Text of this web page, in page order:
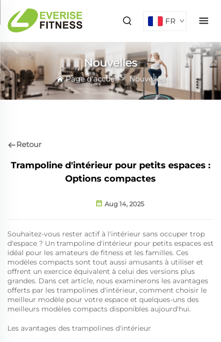
FR
Nouvelles
Page d'accueil> Nouvelles
Retour
Trampoline d'intérieur pour petits espaces :
Options compactes
Aug 14, 2025
Souhaitez-vous rester actif à l'intérieur sans occuper trop
d'espace ? Un trampoline d'intérieur pour petits espaces est
idéal pour les amateurs de fitness et les familles. Ces
modèles compacts sont tout aussi amusants à utiliser et
offrent un exercice équivalent à celui des versions plus
grandes. Dans cet article, nous examinerons les avantages
offerts par les trampolines d'intérieur, comment choisir le
meilleur modèle pour votre espace et quelques-uns des
meilleurs modèles compacts disponibles aujourd'hui.
Les avantages des trampolines d'intérieur